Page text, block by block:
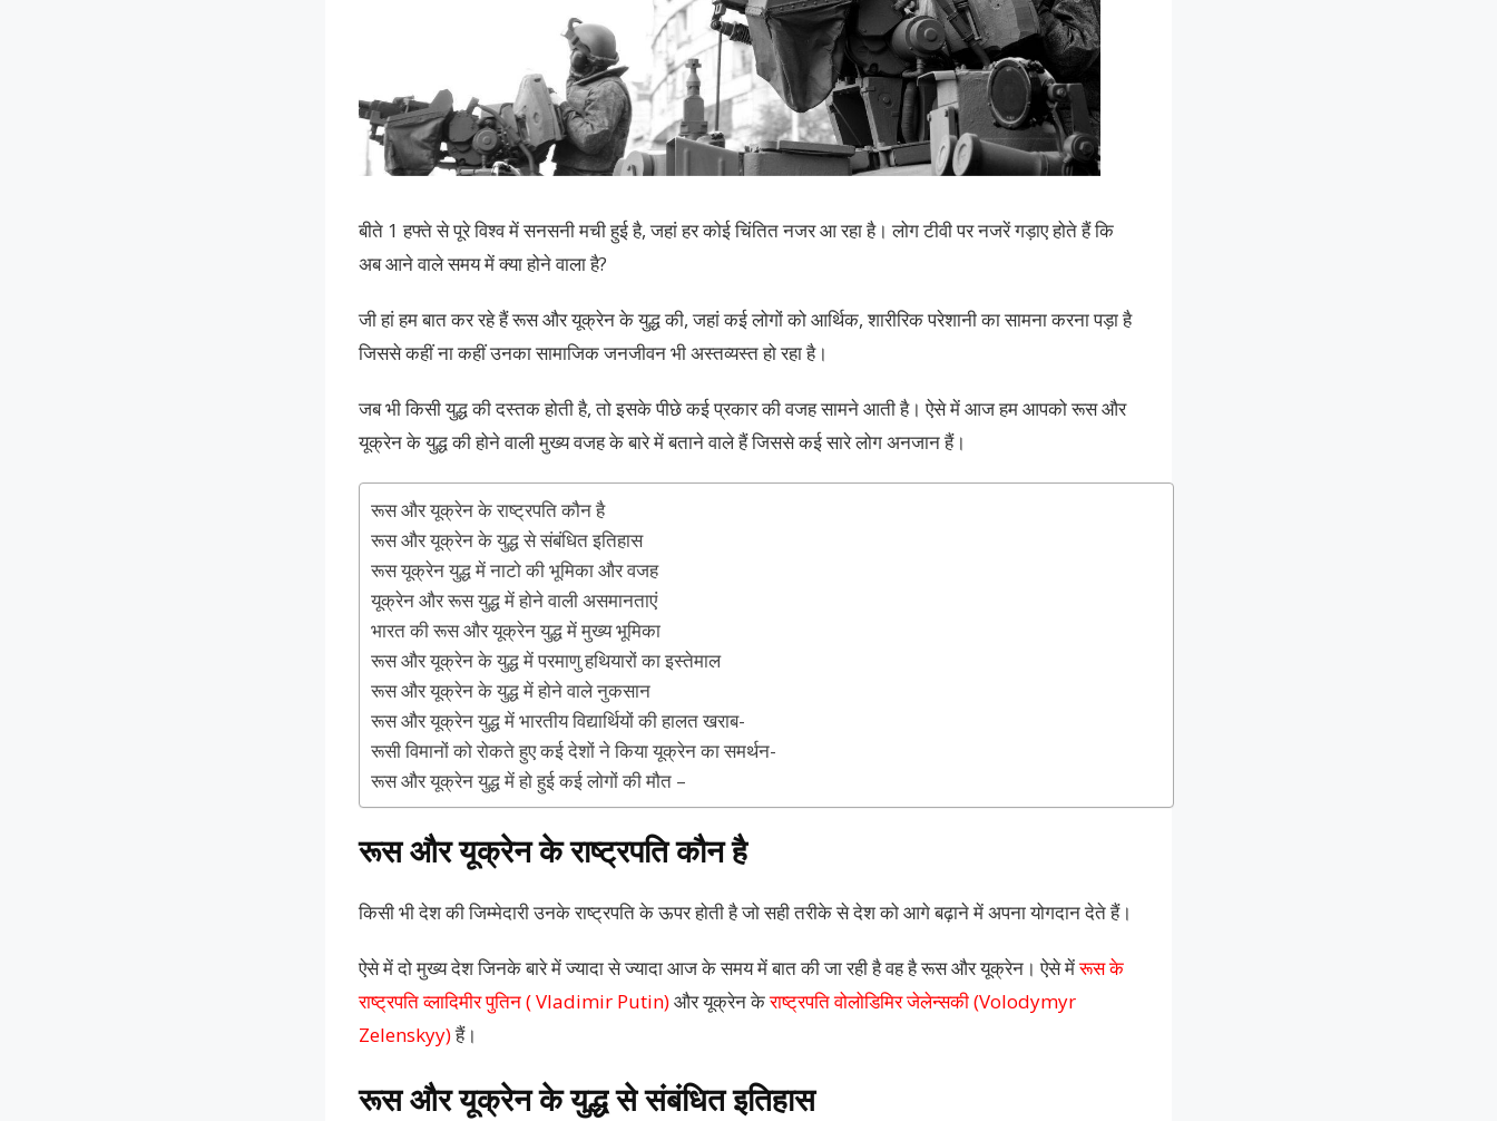
बीते 1 हफ्ते से पूरे विश्व में सनसनी मची हुई है, जहां हर कोई चिंतित नजर आ रहा है। लोग टीवी पर नजरें गड़ाए होते हैं कि
अब आने वाले समय में क्या होने वाला है?
जी हां हम बात कर रहे हैं रूस और यूक्रेन के युद्ध की, जहां कई लोगों को आर्थिक, शारीरिक परेशानी का सामना करना पड़ा है
जिससे कहीं ना कहीं उनका सामाजिक जनजीवन भी अस्तव्यस्त हो रहा है।
जब भी किसी युद्ध की दस्तक होती है, तो इसके पीछे कई प्रकार की वजह सामने आती है। ऐसे में आज हम आपको रूस और
यूक्रेन के युद्ध की होने वाली मुख्य वजह के बारे में बताने वाले हैं जिससे कई सारे लोग अनजान हैं।
रूस और यूक्रेन के राष्ट्रपति कौन है
रूस और यूक्रेन के युद्ध से संबंधित इतिहास
रूस यूक्रेन युद्ध में नाटो की भूमिका और वजह
यूक्रेन और रूस युद्ध में होने वाली असमानताएं
भारत की रूस और यूक्रेन युद्ध में मुख्य भूमिका
रूस और यूक्रेन के युद्ध में परमाणु हथियारों का इस्तेमाल
रूस और यूक्रेन के युद्ध में होने वाले नुकसान
रूस और यूक्रेन युद्ध में भारतीय विद्यार्थियों की हालत खराब-
रूसी विमानों को रोकते हुए कई देशों ने किया यूक्रेन का समर्थन-
रूस और यूक्रेन युद्ध में हो हुई कई लोगों की मौत –
रूस और यूक्रेन के राष्ट्रपति कौन है
किसी भी देश की जिम्मेदारी उनके राष्ट्रपति के ऊपर होती है जो सही तरीके से देश को आगे बढ़ाने में अपना योगदान देते हैं।
ऐसे में दो मुख्य देश जिनके बारे में ज्यादा से ज्यादा आज के समय में बात की जा रही है वह है रूस और यूक्रेन। ऐसे मेंरूस के
राष्ट्रपति व्लादिमीर पुतिन ( Vladimir Putin)और यूक्रेन केराष्ट्रपति वोलोडिमिर जेलेन्सकी (Volodymyr
Zelenskyy)हैं।
रूस और यूक्रेन के युद्ध से संबंधित इतिहास